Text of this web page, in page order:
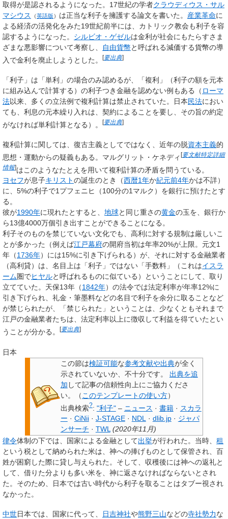
取得が是認されるようになった。17世紀の学者クラウディウス・サル
マシウス
（英語版 ） は正当な利子を擁護する論文を書いた。 産業革命に
よる経済の活発化をみた19世紀前半には、カトリック教会も利子を容
認するようになった。 シルビオ・ゲゼルは金利が社会にもたらすさま
ざまな悪影響について考察し、
自由貨幣と呼ばれる減価する貨幣の導
入で金利を廃止しようとした。
[要出典]
「利子」は「単利」の場合のみ認めるが、「複利」（利子の額を元本
に組み込んで計算する）の利子つき金融を認めない例もある（ ローマ
法以来、多くの立法例で複利計算は禁止されていた。日本民法におい
ても、利息の元本繰り入れは、契約によることを要し、その旨の約定
がなければ単利計算となる）。
[要出典]
複利計算に関しては、復古主義としてではなく、近年の脱資本主義的
思想・運動からの疑義もある。マルグリット・ケネディ [要文献特定詳細
情報]はこのようなたとえを用いて複利計算の矛盾を問うている。
ヨセフが息子キリストの誕生のとき（西暦1年か紀元前4年かは不詳）
に、5%の利子で1プフェニヒ（100分の1マルク）を銀行に預けたとす
る。
彼が1990年に現れたとすると、 地球と同じ重さの黄金の玉を、銀行か
ら13億4000万個引き出すことができることになる。
利子そのものを禁じていない文化でも、高利に対する規制は厳しいこ
とが多かった（例えば江戸幕府の開府当初は年率20%が上限。元文1
年（1736年）には15%に引き下げられる）が、それに対する金融業者
（高利貸）は、名目上は「利子」ではない「手数料」（これはイスラ
ーム圏でヒヤルと呼ばれるものに似ている）ということにして、取り
立てていた。天保13年（1842年）の法令では法定利率が年率12%に
引き下げられ、礼金・筆墨料などの名目で利子を余分に取ることなど
が禁じられたが、「禁じられた」ということは、少なくともそれまで
江戸の金融業者たちは、法定利率以上に徴収して利益を得ていたとい
うことが分かる。
[要出典]
日本
この節は検証可能な参考文献や出典が全く
示されていないか、不十分です。
出典を追
加 して記事の信頼性向上にご協力くださ
い。
（ このテンプレートの使い方）
出典検索?: "利子" – ニュース · 書籍 · スカラ
ー · CiNii · J-STAGE · NDL · dlib.jp · ジャパ
ンサーチ · TWL (2020年11月)
律令体制の下では、国家による金融として出挙が行われた。当時、 租
という税として納められた米は、神への捧げものとして保管され、百
姓が困窮した際に貸し与えられた。そして、収穫後には神への返礼と
して、借りた分よりも多い米を、神に返さなければならないとされ
た。そのため、日本では古い時代から利子を取ることはタブー視され
なかった。
中世日本では、国家に代って、 日吉神社や熊野三山などの寺社勢力な